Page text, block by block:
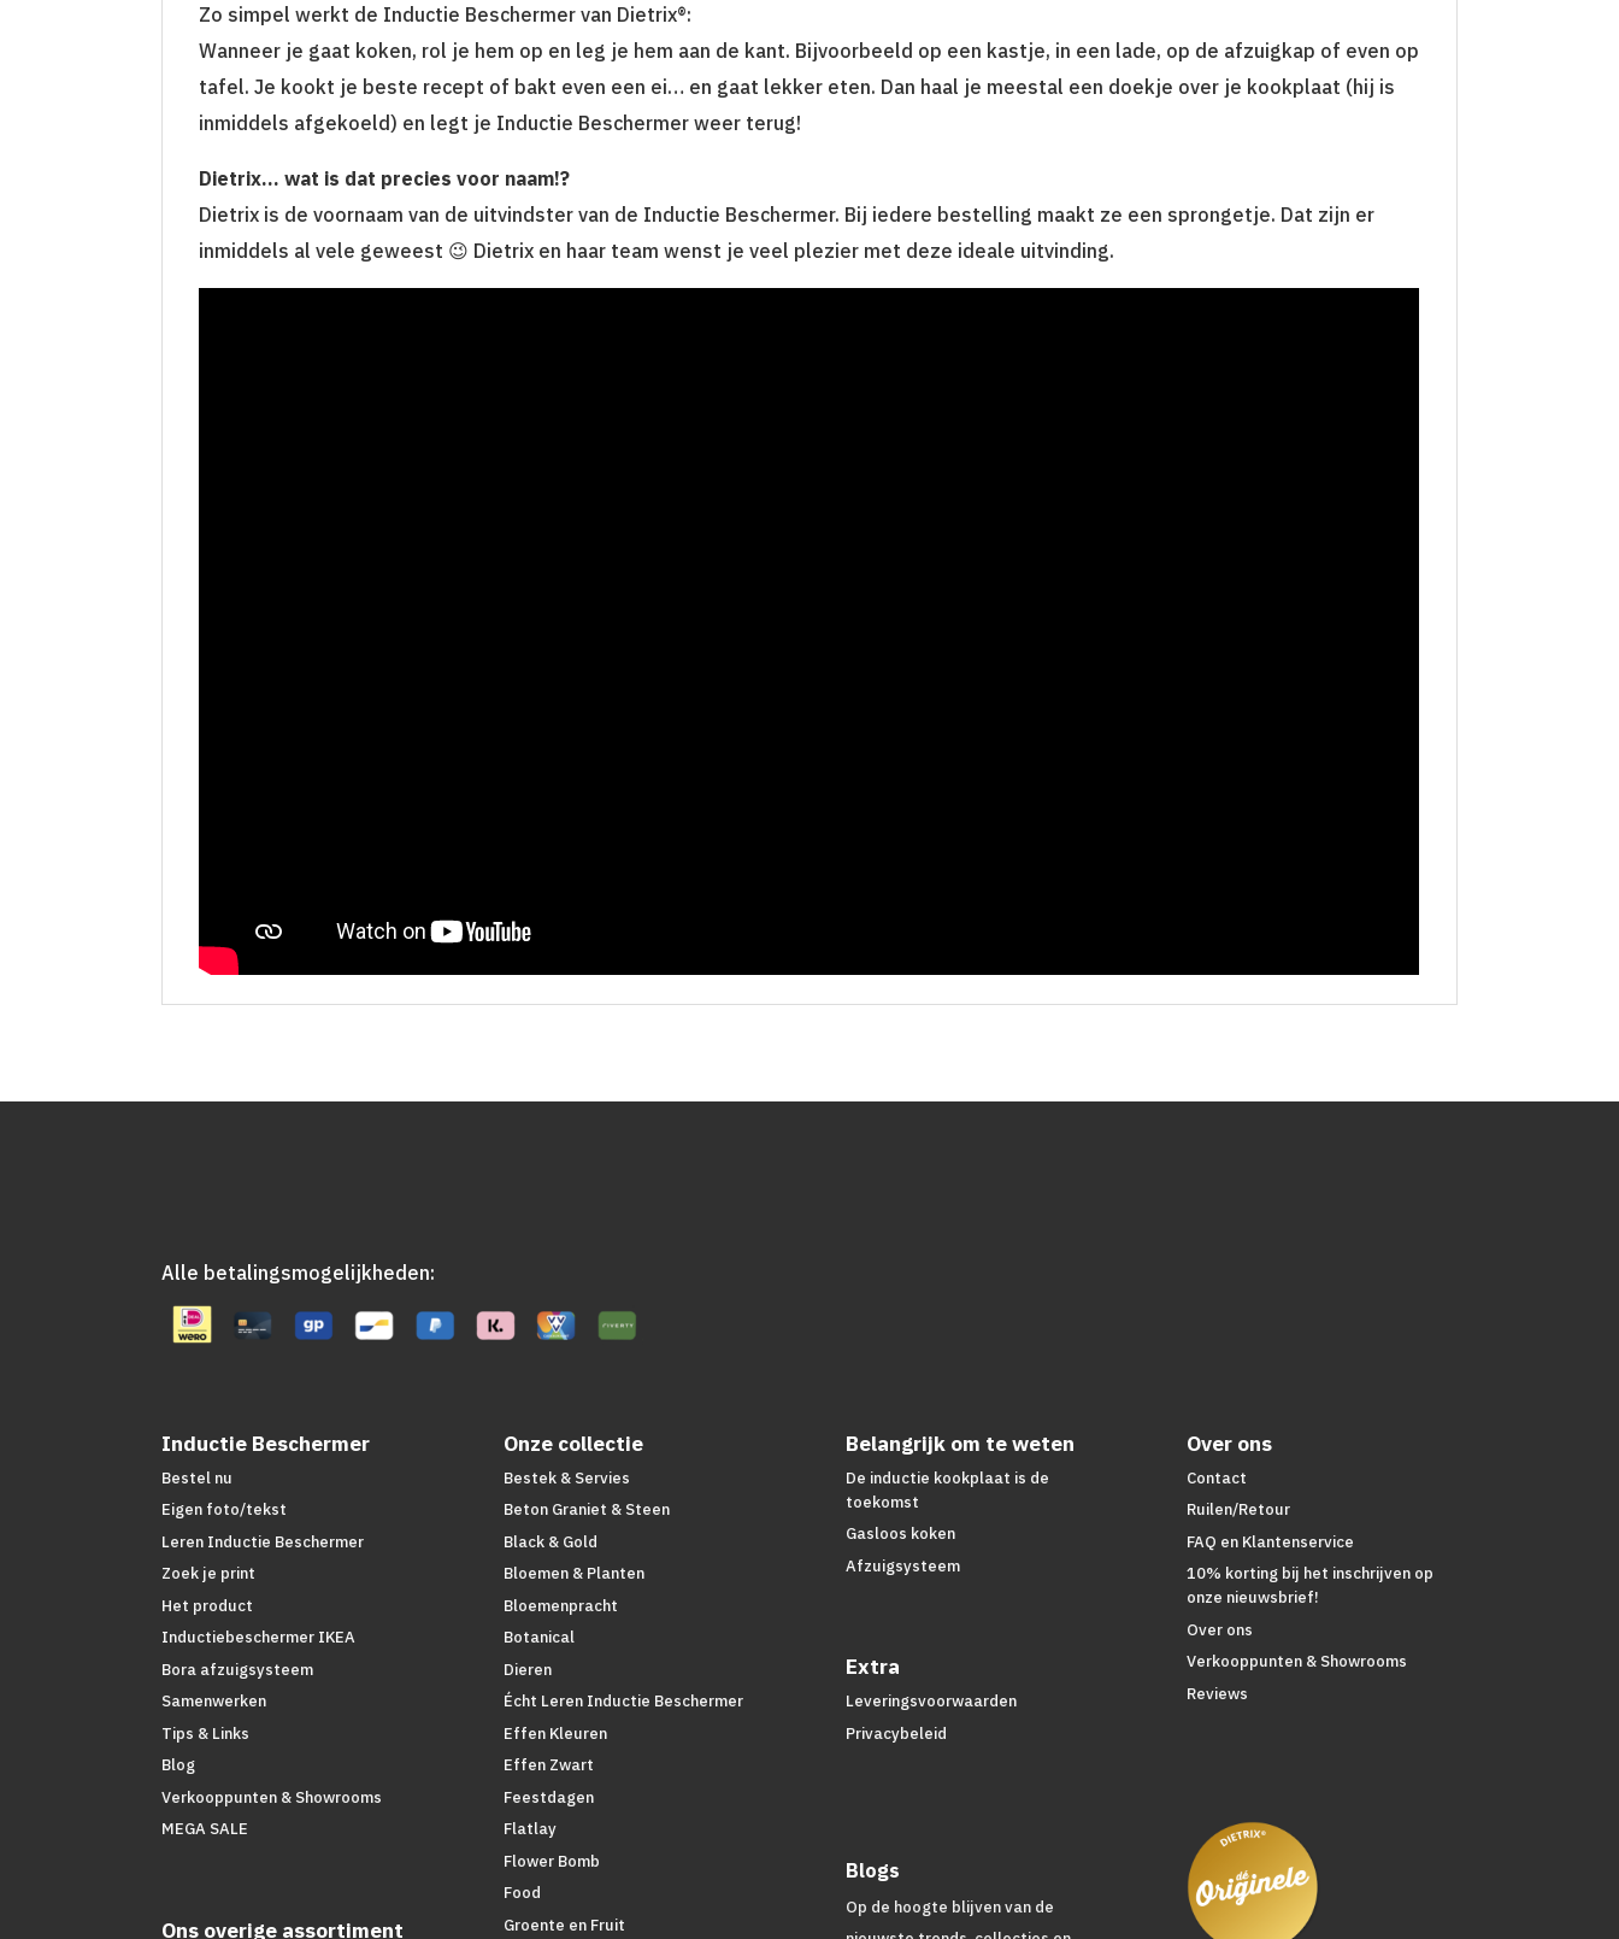
Zo simpel werkt de Inductie Beschermer van Dietrix®:
Wanneer je gaat koken, rol je hem op en leg je hem aan de kant. Bijvoorbeeld op een kastje, in een lade, op de afzuigkap of even op
tafel. Je kookt je beste recept of bakt even een ei… en gaat lekker eten. Dan haal je meestal een doekje over je kookplaat (hij is
inmiddels afgekoeld) en legt je Inductie Beschermer weer terug!
Dietrix… wat is dat precies voor naam!?
Dietrix is de voornaam van de uitvindster van de Inductie Beschermer. Bij iedere bestelling maakt ze een sprongetje. Dat zijn er
inmiddels al vele geweest 😉 Dietrix en haar team wenst je veel plezier met deze ideale uitvinding.
Alle betalingsmogelijkheden:
Inductie Beschermer
Bestel nu
Eigen foto/tekst
Leren Inductie Beschermer
Zoek je print
Het product
Inductiebeschermer IKEA
Bora afzuigsysteem
Samenwerken
Tips & Links
Blog
Verkooppunten & Showrooms
MEGA SALE
Ons overige assortiment
Onze collectie
Bestek & Servies
Beton Graniet & Steen
Black & Gold
Bloemen & Planten
Bloemenpracht
Botanical
Dieren
Écht Leren Inductie Beschermer
Effen Kleuren
Effen Zwart
Feestdagen
Flatlay
Flower Bomb
Food
Groente en Fruit
Belangrijk om te weten
De inductie kookplaat is de
toekomst
Gasloos koken
Afzuigsysteem
Extra
Leveringsvoorwaarden
Privacybeleid
Blogs
Op de hoogte blijven van de
Over ons
Contact
Ruilen/Retour
FAQ en Klantenservice
10% korting bij het inschrijven op
onze nieuwsbrief!
Over ons
Verkooppunten & Showrooms
Reviews